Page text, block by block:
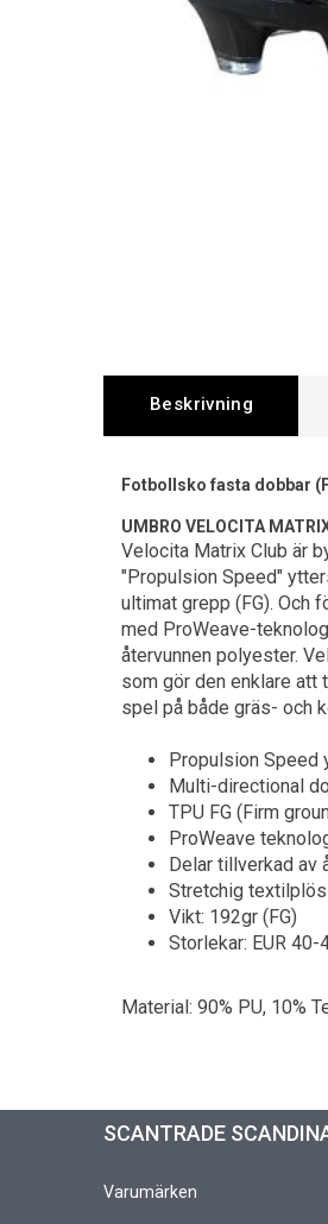
Beskrivning
Fotbollsko fasta dobbar
UMBRO VELOCITA
Velocita Matrix Club är
"Propulsion Speed"
ultimat grepp (FG). Och
med ProWeave-
återvunnen polyester.
som gör den enklare att
spel på både gräs- och
Propulsion Speed
Multi-directional
TPU FG (Firm
ProWeave
Delar tillverkad av
Stretchig textilplös
Vikt: 192gr (FG)
Storlekar: EUR 40-
Material: 90% PU, 10%
SCANTRADE
Varumärken